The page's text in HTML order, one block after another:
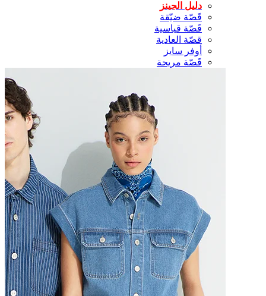
دليل الجينز
قَصّة ضيّقة
قَصّة قياسية
قصّة العادية
أوفر سايز
قَصّة مريحة